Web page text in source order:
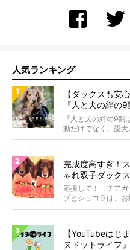
人気ランキング
【ダックスも安
『人と犬の絆の
WOLFGANG
『人と犬の絆の9
動だけでなく、愛
あ...
完成度高すぎ！
ゃれ双子ダック
応援して！ チアガ
プとショコラは、
ます...
【YouTubeはじ
ヌドットライフ